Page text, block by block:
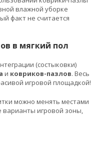
влажной уборке
факт не считается
в мягкий пол
(состыковки)
и ковриков-пазлов. Весь
игровой площадкой!
можно менять местами
игровой зоны,